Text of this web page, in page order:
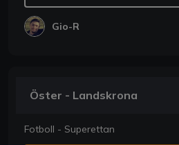
Gio-R
Öster - Landskrona
Fotboll - Superettan